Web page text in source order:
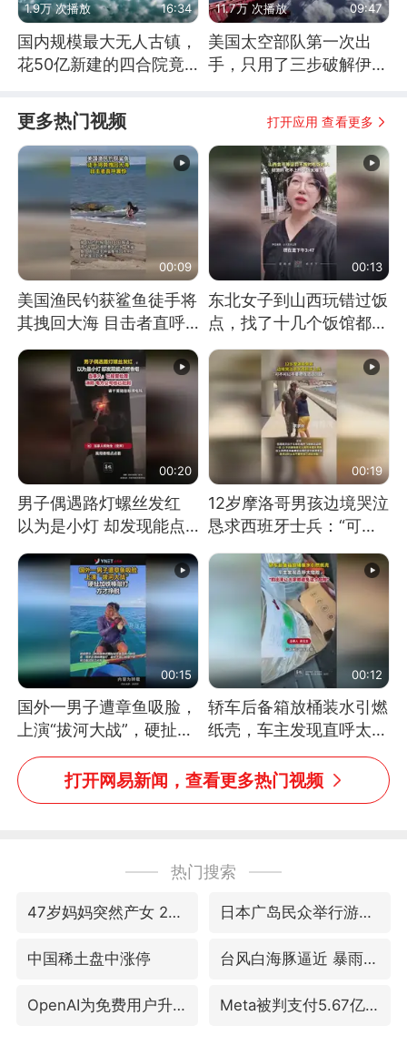
1.9万 次播放 16:34
国内规模最大无人古镇，
花50亿新建的四合院竟
11.7万 次播放 09:47
美国太空部队第一次出
手，只用了三步破解伊朗
更多热门视频 打开应用 查看更多
00:09
美国渔民钓获鲨鱼徒手将
其拽回大海 目击者直呼
震惊 （视频来源：参考
消息）
00:13
东北女子到山西玩错过饭
点，找了十几个饭馆都没
开门：午休到几点
00:20
男子偶遇路灯螺丝发红
以为是小灯 却发现能点
燃香烟 当事人：已报警
处理
00:19
12岁摩洛哥男孩边境哭泣
恳求西班牙士兵：“可不
可以不要把我遣返回国”
00:15
国外一男子遭章鱼吸脸，
上演“拔河大战”，硬扯加
铁棒敲打方才挣脱
00:12
轿车后备箱放桶装水引燃
纸壳，车主发现直呼太危
险，“拍出来让大家都避
免这个危险”
打开网易新闻，查看更多热门视频
热门搜索
47岁妈妈突然产女 26岁女儿：很震惊 日本广岛民众举行游行反对政府行径
中国稀土盘中涨停 台风白海豚逼近 暴雨大暴雨来袭
OpenAI为免费用户升级GPT-5.6 Luna Meta被判支付5.67亿美元